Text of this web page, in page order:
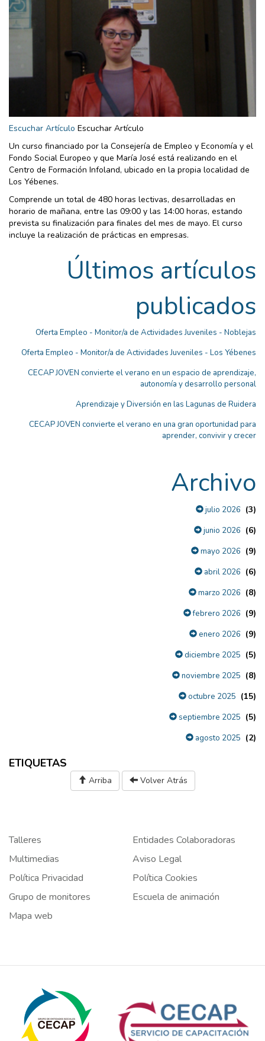
Escuchar Artículo Escuchar Artículo
Un curso financiado por la Consejería de Empleo y Economía y el
Fondo Social Europeo y que María José está realizando en el
Centro de Formación Infoland, ubicado en la propia localidad de
Los Yébenes.
Comprende un total de 480 horas lectivas, desarrolladas en
horario de mañana, entre las 09:00 y las 14:00 horas, estando
prevista su finalización para finales del mes de mayo. El curso
incluye la realización de prácticas en empresas.
Últimos artículos
publicados
Oferta Empleo - Monitor/a de Actividades Juveniles - Noblejas
Oferta Empleo - Monitor/a de Actividades Juveniles - Los Yébenes
CECAP JOVEN convierte el verano en un espacio de aprendizaje,
autonomía y desarrollo personal
Aprendizaje y Diversión en las Lagunas de Ruidera
CECAP JOVEN convierte el verano en una gran oportunidad para
aprender, convivir y crecer
Archivo
julio 2026 (3)
junio 2026 (6)
mayo 2026 (9)
abril 2026 (6)
marzo 2026 (8)
febrero 2026 (9)
enero 2026 (9)
diciembre 2025 (5)
noviembre 2025 (8)
octubre 2025 (15)
septiembre 2025 (5)
agosto 2025 (2)
ETIQUETAS
Arriba Volver Atrás
Talleres
Entidades Colaboradoras
Multimedias
Aviso Legal
Política Privacidad
Política Cookies
Grupo de monitores
Escuela de animación
Mapa web